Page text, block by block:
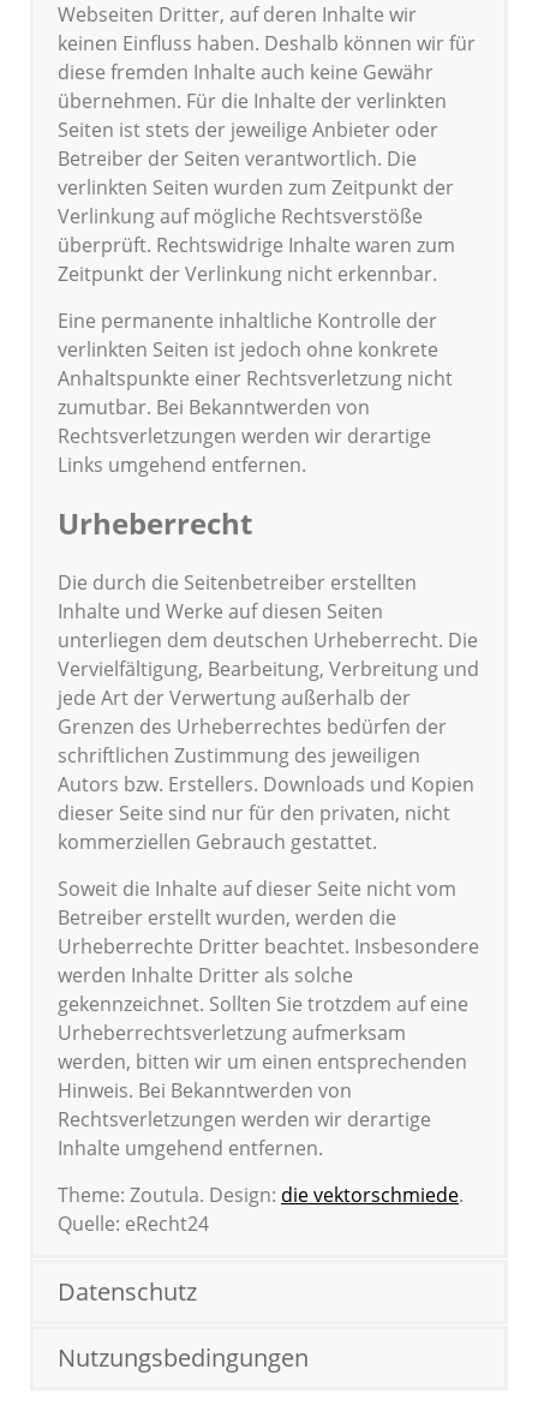
Webseiten Dritter, auf deren Inhalte wir
keinen Einfluss haben. Deshalb können wir für
diese fremden Inhalte auch keine Gewähr
übernehmen. Für die Inhalte der verlinkten
Seiten ist stets der jeweilige Anbieter oder
Betreiber der Seiten verantwortlich. Die
verlinkten Seiten wurden zum Zeitpunkt der
Verlinkung auf mögliche Rechtsverstöße
überprüft. Rechtswidrige Inhalte waren zum
Zeitpunkt der Verlinkung nicht erkennbar.
Eine permanente inhaltliche Kontrolle der
verlinkten Seiten ist jedoch ohne konkrete
Anhaltspunkte einer Rechtsverletzung nicht
zumutbar. Bei Bekanntwerden von
Rechtsverletzungen werden wir derartige
Links umgehend entfernen.
Urheberrecht
Die durch die Seitenbetreiber erstellten
Inhalte und Werke auf diesen Seiten
unterliegen dem deutschen Urheberrecht. Die
Vervielfältigung, Bearbeitung, Verbreitung und
jede Art der Verwertung außerhalb der
Grenzen des Urheberrechtes bedürfen der
schriftlichen Zustimmung des jeweiligen
Autors bzw. Erstellers. Downloads und Kopien
dieser Seite sind nur für den privaten, nicht
kommerziellen Gebrauch gestattet.
Soweit die Inhalte auf dieser Seite nicht vom
Betreiber erstellt wurden, werden die
Urheberrechte Dritter beachtet. Insbesondere
werden Inhalte Dritter als solche
gekennzeichnet. Sollten Sie trotzdem auf eine
Urheberrechtsverletzung aufmerksam
werden, bitten wir um einen entsprechenden
Hinweis. Bei Bekanntwerden von
Rechtsverletzungen werden wir derartige
Inhalte umgehend entfernen.
Theme: Zoutula. Design: die vektorschmiede.
Quelle: eRecht24
Datenschutz
Nutzungsbedingungen